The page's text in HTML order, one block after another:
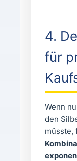
4.
für
Wenn
den
müsste,